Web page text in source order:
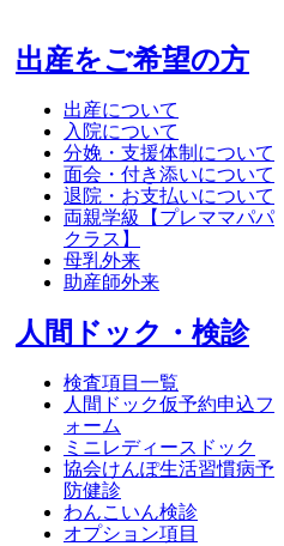
出産をご希望の方
出産について
入院について
分娩・支援体制について
面会・付き添いについて
退院・お支払いについて
両親学級【プレママパパ
クラス】
母乳外来
助産師外来
⼈間ドック・検診
検査項目一覧
人間ドック仮予約申込フ
ォーム
ミニレディースドック
協会けんぽ生活習慣病予
防健診
わんこいん検診
オプション項目